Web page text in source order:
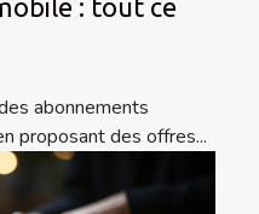
: tout ce
abonnements
proposant des offres...